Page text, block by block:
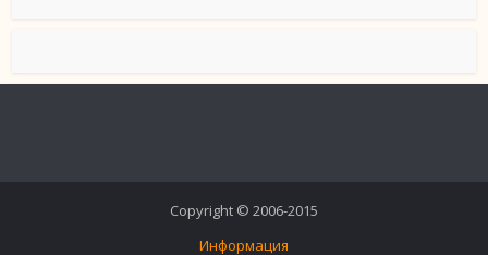
Copyright © 2006-2015
Информация